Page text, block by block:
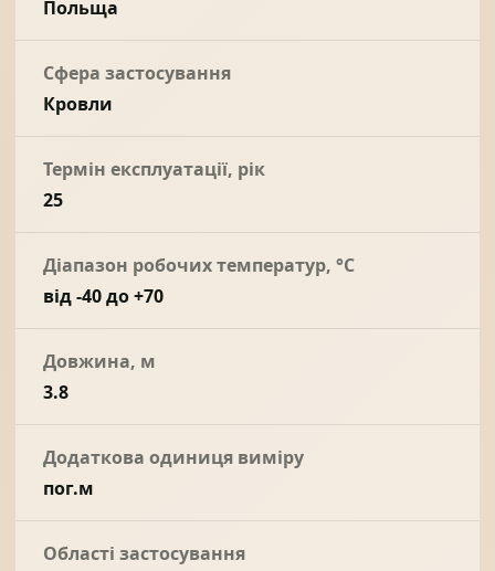
Польща
Сфера застосування
Кровли
Термін експлуатації, рік
25
Діапазон робочих температур, °С
від -40 до +70
Довжина, м
3.8
Додаткова одиниця виміру
пог.м
Області застосування